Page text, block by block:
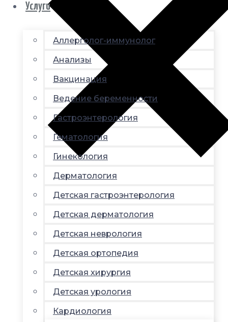
Услуги
Аллерголог-иммунолог
Анализы
Вакцинация
Ведение беременности
Гастроэнтерология
Гематология
Гинекология
Дерматология
Детская гастроэнтерология
Детская дерматология
Детская неврология
Детская ортопедия
Детская хирургия
Детская урология
Кардиология